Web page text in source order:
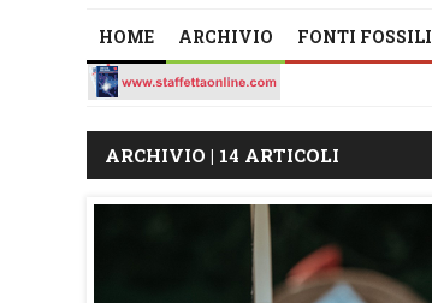
HOME ARCHIVIO FONTI FOSSILI
ARCHIVIO | 14 ARTICOLI